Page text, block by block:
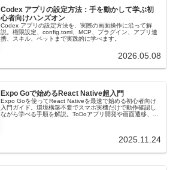
Codex アプリの設定方法：手を動かして学ぶ初
心者向けハンズオン
Codex アプリの設定方法を、実際の画面操作に沿って解
説。権限設定、config.toml、MCP、プラグイン、アプリ連
携、スキル、ペットまで実践的に学べます。
2026.05.08
Expo Goで始めるReact Native超入門
Expo Goを使ってReact Nativeを最速で始める初心者向け
入門ガイド。環境構築不要でスマホ実機だけで動作確認し
ながら学べる手順を解説。ToDoアプリ開発や画面遷移、デ
2025.11.24